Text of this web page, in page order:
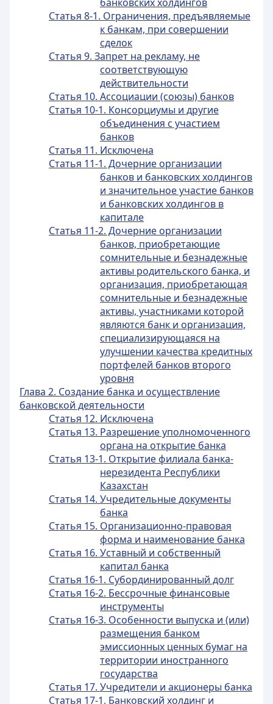
Статья 8-1. Ограничения, предъявляемые
к банкам, при совершении
сделок
Статья 9. Запрет на рекламу, не
соответствующую
действительности
Статья 10. Ассоциации (союзы) банков
Статья 10-1. Консорциумы и другие
объединения с участием
банков
Статья 11. Исключена
Статья 11-1. Дочерние организации
банков и банковских холдингов
и значительное участие банков
и банковских холдингов в
капитале
Статья 11-2. Дочерние организации
банков, приобретающие
сомнительные и безнадежные
активы родительского банка, и
организация, приобретающая
сомнительные и безнадежные
активы, участниками которой
являются банк и организация,
специализирующаяся на
улучшении качества кредитных
портфелей банков второго
уровня
Глава 2. Создание банка и осуществление
банковской деятельности
Статья 12. Исключена
Статья 13. Разрешение уполномоченного
органа на открытие банка
Статья 13-1. Открытие филиала банка-
нерезидента Республики
Казахстан
Статья 14. Учредительные документы
банка
Статья 15. Организационно-правовая
форма и наименование банка
Статья 16. Уставный и собственный
капитал банка
Статья 16-1. Субординированный долг
Статья 16-2. Бессрочные финансовые
инструменты
Статья 16-3. Особенности выпуска и (или)
размещения банком
эмиссионных ценных бумаг на
территории иностранного
государства
Статья 17. Учредители и акционеры банка
Статья 17-1. Банковский холдинг и